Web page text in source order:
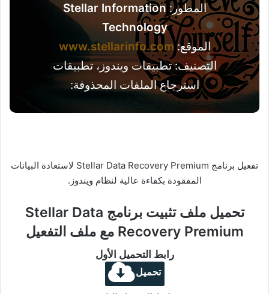
المطور:Stellar Information
Technology
الموقع:www.stellarinfo.com
التصنيف: تطبيقات ويندوز، تطبيقات
استرجاع الملفات المحذوفة:
تفعيل برنامج Stellar Data Recovery Premium لاستعادة البيانات
المفقودة بكفاءة عالية لنظام ويندوز.
تحميل ملف تثبيت برنامج Stellar Data
Recovery Premium مع ملف التفعيل
رابط التحميل الأول
تحميل